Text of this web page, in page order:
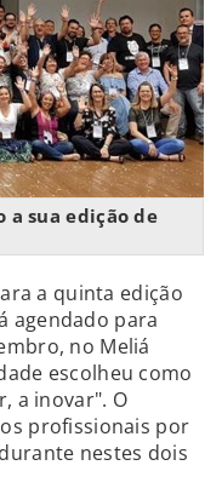
a sua edição de
a quinta edição
agendado para
no Meliá
escolheu como
a inovar". O
profissionais por
nestes dois